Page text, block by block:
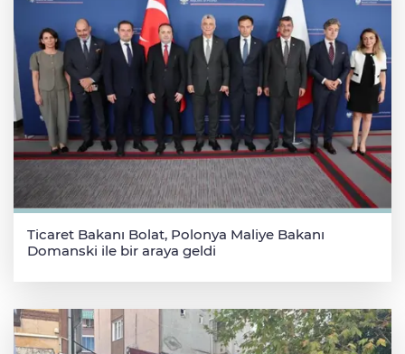
Ticaret Bakanı Bolat, Polonya Maliye Bakanı
Domanski ile bir araya geldi